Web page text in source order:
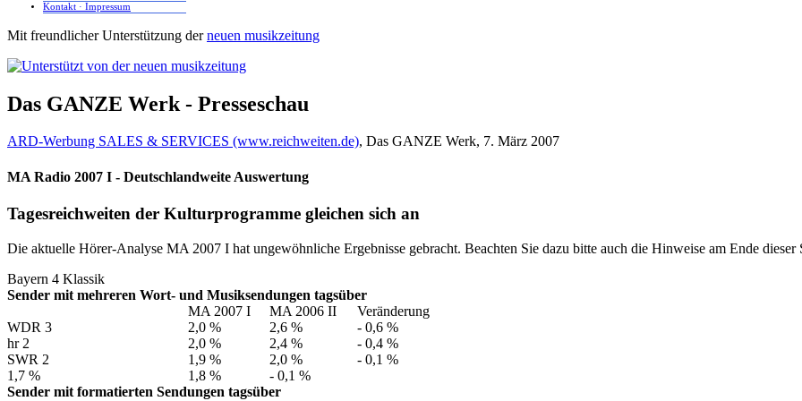
Kontakt · Impressum
Mit freundlicher Unterstützung derneuen musikzeitung
Das GANZE Werk - Presseschau
ARD-Werbung SALES & SERVICES (www.reichweiten.de), Das GANZE Werk, 7. März 2007
MA Radio 2007 I - Deutschlandweite Auswertung
Tagesreichweiten der Kulturprogramme gleichen sich an
Die aktuelle Hörer-Analyse MA 2007 I hat ungewöhnliche Ergebnisse gebracht. Beachten Sie dazu bitte auch die Hinweise am Ende dieser
Bayern 4 Klassik
Sender mit mehreren Wort- und Musiksendungen tagsüber
MA 2007 I
MA 2006 II
Veränderung
WDR 3
2,0 % 2,6 %
- 0,6 %
hr 2
2,0 % 2,4 %
- 0,4 %
SWR 2
1,9 % 2,0 %
- 0,1 %
1,7 %
1,8 %
- 0,1 %
Sender mit formatierten Sendungen tagsüber